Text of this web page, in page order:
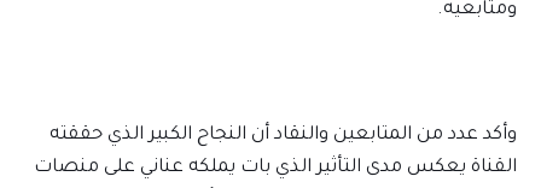
ومتابعيه.
وأكد عدد من المتابعين والنقاد أن النجاح الكبير الذي حققته
القناة يعكس مدى التأثير الذي بات يملكه عناني على منصات